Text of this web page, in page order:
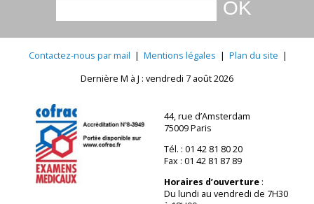
Contactez-nous par mail | Mentions légales | Plan du site |
Dernière M à J : vendredi 7 août 2026
44, rue d’Amsterdam
75009 Paris
Tél. : 01 42 81 80 20
Fax : 01 42 81 87 89
Horaires d’ouverture:
Du lundi au vendredi de 7H30